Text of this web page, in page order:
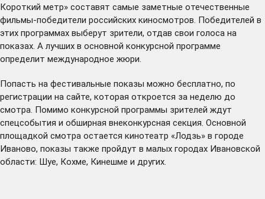
Короткий метр» составят самые заметные отечественные
фильмы-победители российских киносмотров. Победителей в
этих программах выберут зрители, отдав свои голоса на
показах. А лучших в основной конкурсной программе
определит международное жюри.
Попасть на фестивальные показы можно бесплатно, по
регистрации на сайте, которая откроется за неделю до
смотра. Помимо конкурсной программы зрителей ждут
спецсобытия и обширная внеконкурсная секция. Основной
площадкой смотра остается кинотеатр «Лодзь» в городе
Иваново, показы также пройдут в малых городах Ивановской
области: Шуе, Кохме, Кинешме и других.